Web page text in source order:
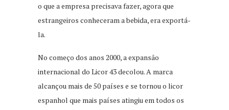
o que a empresa precisava fazer, agora que
estrangeiros conheceram a bebida, era exportá-
la.
No começo dos anos 2000, a expansão
internacional do Licor 43 decolou. A marca
alcançou mais de 50 países e se tornou o licor
espanhol que mais países atingiu em todos os